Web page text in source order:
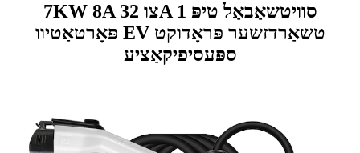
7KW 8A צו 32A סוויטשאַבאַל טיפּ 1
פּאָרטאַטיוו EV טשאַרדזשער פּראָדוקט
ספּעסיפיקאַציע